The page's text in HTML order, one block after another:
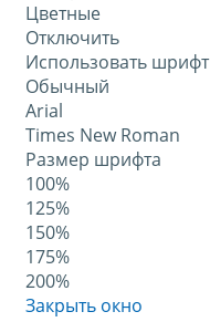
Цветные
Отключить
Использовать шрифт
Обычный
Arial
Times New Roman
Размер шрифта
100%
125%
150%
175%
200%
Закрыть окно